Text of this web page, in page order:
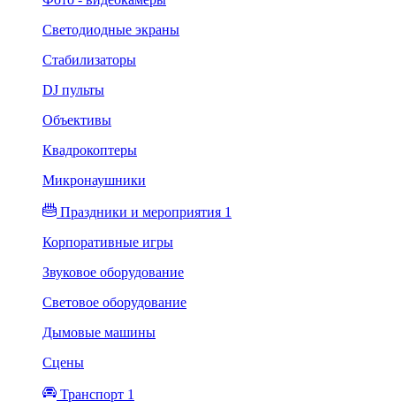
Светодиодные экраны
Стабилизаторы
DJ пульты
Объективы
Квадрокоптеры
Микронаушники
Праздники и мероприятия 1
Корпоративные игры
Звуковое оборудование
Световое оборудование
Дымовые машины
Сцены
Транспорт 1